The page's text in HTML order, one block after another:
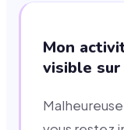
Mon
visible sur